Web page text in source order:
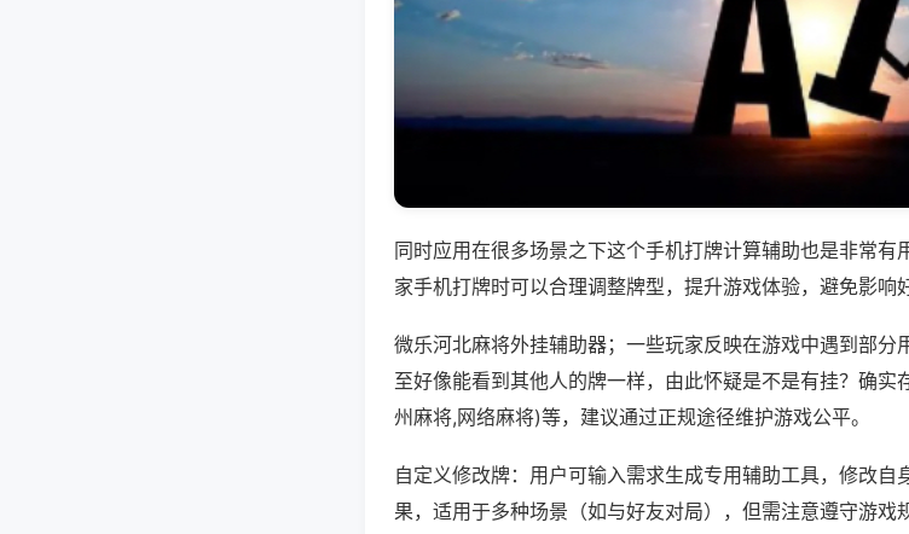
同时应用在很多场景之下这个手机打牌计算辅助也是非常有
家手机打牌时可以合理调整牌型，提升游戏体验，避免影响
微乐河北麻将外挂辅助器；一些玩家反映在游戏中遇到部分
至好像能看到其他人的牌一样，由此怀疑是不是有挂？确实
州麻将,网络麻将)等，建议通过正规途径维护游戏公平。
自定义修改牌：用户可输入需求生成专用辅助工具，修改自
果，适用于多种场景（如与好友对局），但需注意遵守游戏